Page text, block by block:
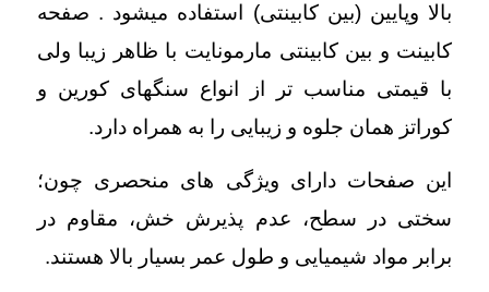
بالا وپایین (بین کابینتی) استفاده میشود . صفحه
کابینت و بین کابینتی مارمونایت با ظاهر زیبا ولی
با قیمتی مناسب تر از انواع سنگهای کورین و
کوراتز همان جلوه و زیبایی را به همراه دارد.
این صفحات دارای ویژگی های منحصری چون؛
سختی در سطح، عدم پذیرش خش، مقاوم در
برابر مواد شیمیایی و طول عمر بسیار بالا هستند.